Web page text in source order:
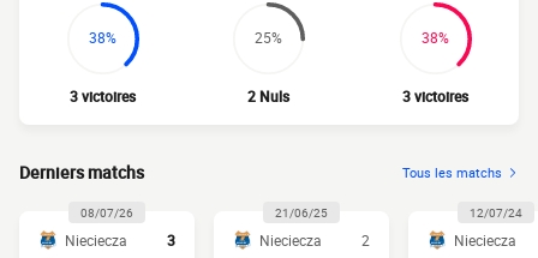
38%
3 victoires
25%
2 Nuls
38%
3 victoires
Derniers matchs Tous les matchs
08/07/26
Nieciecza
3
21/06/25
Nieciecza
2
12/07/24
Nieciecza